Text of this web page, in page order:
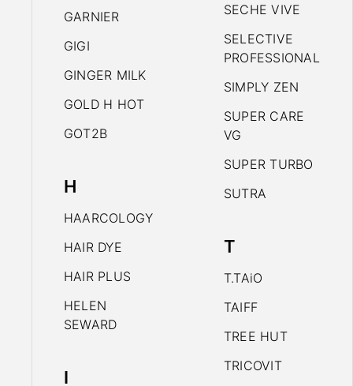
GARNIER
GIGI
GINGER MILK
GOLD H HOT
GOT2B
H
HAARCOLOGY
HAIR DYE
HAIR PLUS
HELEN
SEWARD
I
SECHE VIVE
SELECTIVE
PROFESSIONAL
SIMPLY ZEN
SUPER CARE
VG
SUPER TURBO
SUTRA
T
T.TAiO
TAIFF
TREE HUT
TRICOVIT